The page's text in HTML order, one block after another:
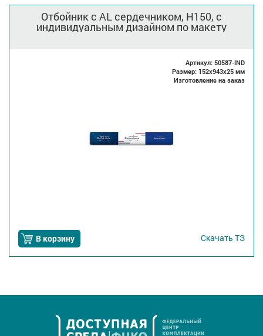
Отбойник с AL сердечником, H150, с
индивидуальным дизайном по макету
Артикул: 50587-IND
Размер: 152x943x25 мм
Изготовление на заказ
В корзину Скачать ТЗ